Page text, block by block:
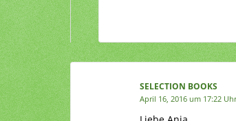
SELECTION BOOKS
April 16, 2016 um 17:22 Uhr